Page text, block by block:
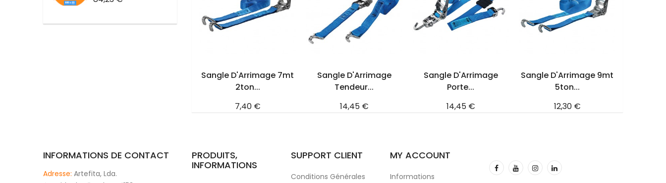
Sangle D'Arrimage 7mt
2ton...
Prix
7,40 €
AJOUTER AU
Sangle D'Arrimage
Tendeur...
Prix
14,45 €
Sangle D'Arrimage
Porte...
Prix
14,45 €
Sangle D'Arrimage 9mt
5ton...
Prix
12,30 €
INFORMATIONS DE CONTACT
Adresse: Artefita, Lda.
PRODUITS,
INFORMATIONS
SUPPORT CLIENT
Conditions Générales
MY ACCOUNT
Informations